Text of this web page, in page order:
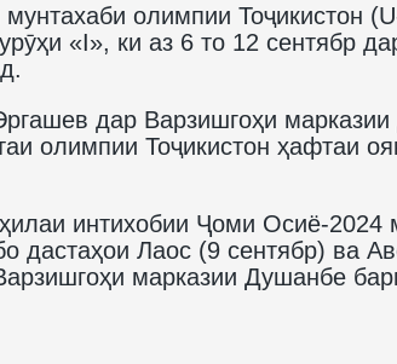
олимпии Тоҷикистон
«I», ки аз 6 то 12 сентябр
дар Варзишгоҳи
олимпии Тоҷикистон ҳафтаи
интихобии Ҷоми Осиё-2024
дастаҳои Лаос (9 сентябр) ва
марказии Душанбе